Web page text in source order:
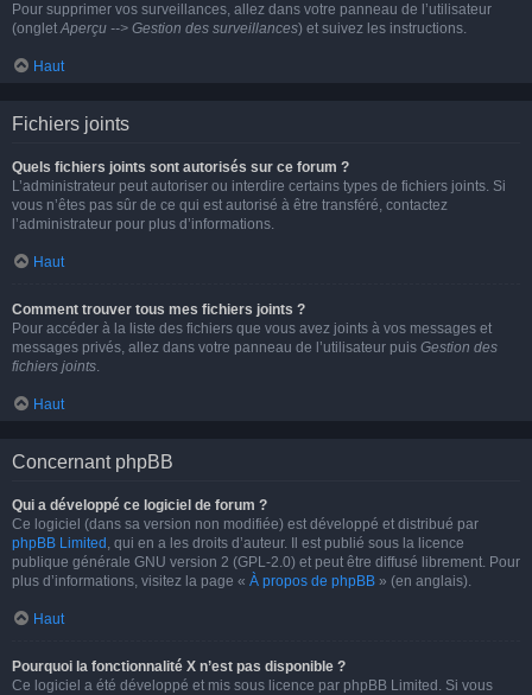
Pour supprimer vos surveillances, allez dans votre panneau de l’utilisateur
(ongletAperçu --> Gestion des surveillances) et suivez les instructions.
Haut
Fichiers joints
Quels fichiers joints sont autorisés sur ce forum ?
L’administrateur peut autoriser ou interdire certains types de fichiers joints. Si
vous n’êtes pas sûr de ce qui est autorisé à être transféré, contactez
l’administrateur pour plus d’informations.
Haut
Comment trouver tous mes fichiers joints ?
Pour accéder à la liste des fichiers que vous avez joints à vos messages et
messages privés, allez dans votre panneau de l’utilisateur puis Gestion des
fichiers joints.
Haut
Concernant phpBB
Qui a développé ce logiciel de forum ?
Ce logiciel (dans sa version non modifiée) est développé et distribué par
phpBB Limited , qui en a les droits d’auteur. Il est publié sous la licence
publique générale GNU version 2 (GPL-2.0) et peut être diffusé librement. Pour
plus d’informations, visitez la page « À propos de phpBB » (en anglais).
Haut
Pourquoi la fonctionnalité X n’est pas disponible ?
Ce logiciel a été développé et mis sous licence par phpBB Limited. Si vous